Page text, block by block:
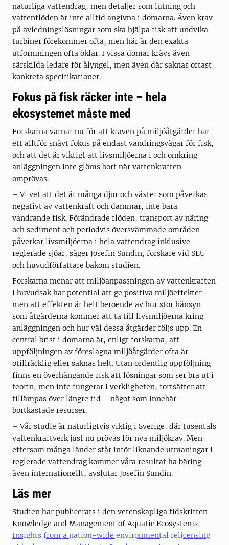
naturliga vattendrag, men detaljer som lutning och
vattenflöden är inte alltid angivna i domarna. Även krav
på avledningslösningar som ska hjälpa fisk att undvika
turbiner förekommer ofta, men här är den exakta
utformningen ofta oklar. I vissa domar krävs även
särskilda ledare för ålyngel, men även där saknas oftast
konkreta specifikationer.
Fokus på fisk räcker inte – hela
ekosystemet måste med
Forskarna varnar nu för att kraven på miljöåtgärder har
ett alltför snävt fokus på endast vandringsvägar för fisk,
och att det är viktigt att livsmiljöerna i och omkring
anläggningen inte glöms bort när vattenkraften
omprövas.
– Vi vet att det är många djur och växter som påverkas
negativt av vattenkraft och dammar, inte bara
vandrande fisk. Förändrade flöden, transport av näring
och sediment och periodvis översvämmade områden
påverkar livsmiljöerna i hela vattendrag inklusive
reglerade sjöar, säger Josefin Sundin, forskare vid SLU
och huvudförfattare bakom studien.
Forskarna menar att miljöanpassningen av vattenkraften
i huvudsak har potential att ge positiva miljöeffekter -
men att effekten är helt beroende av hur stor hänsyn
som åtgärderna kommer att ta till livsmiljöerna kring
anläggningen och hur väl dessa åtgärder följs upp. En
central brist i domarna är, enligt forskarna, att
uppföljningen av föreslagna miljöåtgärder ofta är
otillräcklig eller saknas helt. Utan ordentlig uppföljning
finns en överhängande risk att lösningar som ser bra ut i
teorin, men inte fungerar i verkligheten, fortsätter att
tillämpas över längre tid – något som innebär
bortkastade resurser.
– Vår studie är naturligtvis viktig i Sverige, där tusentals
vattenkraftverk just nu prövas för nya miljökrav. Men
eftersom många länder står inför liknande utmaningar i
reglerade vattendrag kommer våra resultat ha bäring
även internationellt, avslutar Josefin Sundin.
Läs mer
Studien har publicerats i den vetenskapliga tidskriften
Knowledge and Management of Aquatic Ecosystems:
Insights from a nation-wide environmental relicensing